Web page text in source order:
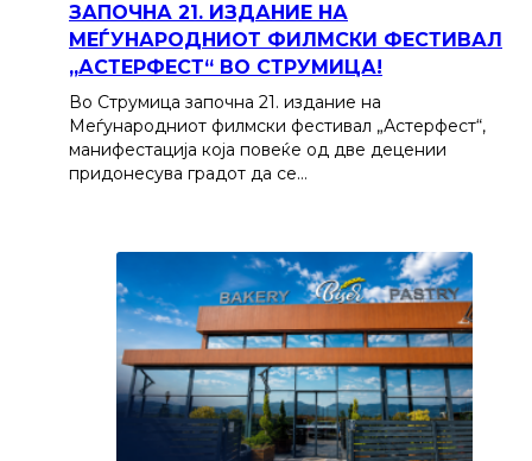
ЗАПОЧНА 21. ИЗДАНИЕ НА
МЕЃУНАРОДНИОТ ФИЛМСКИ ФЕСТИВАЛ
„АСТЕРФЕСТ“ ВО СТРУМИЦА!
Во Струмица започна 21. издание на
Меѓународниот филмски фестивал „Астерфест“,
манифестација која повеќе од две децении
придонесува градот да се…